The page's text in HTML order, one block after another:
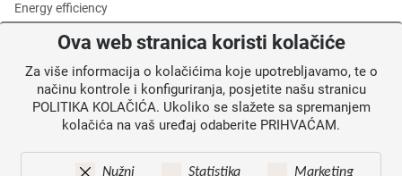
Energy efficiency
Environmental protection
Intermediate Body level 2
Information for users
Annoucements
Ova web stranica koristi kolačiće
Za više informacija o kolačićima koje upotrebljavamo, te o
načinu kontrole i konfiguriranja, posjetite našu stranicu
POLITIKA KOLAČIĆA. Ukoliko se slažete sa spremanjem
kolačića na vaš uređaj odaberite PRIHVAĆAM.
Nužni Statistika Marketing